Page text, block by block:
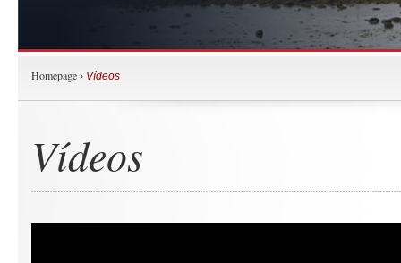
Homepage › Vídeos
Vídeos